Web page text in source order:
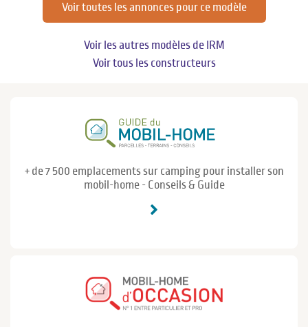
Voir toutes les annonces pour ce modèle
Voir les autres modèles de IRM
Voir tous les constructeurs
+ de 7 500 emplacements sur camping pour installer son
mobil-home - Conseils & Guide